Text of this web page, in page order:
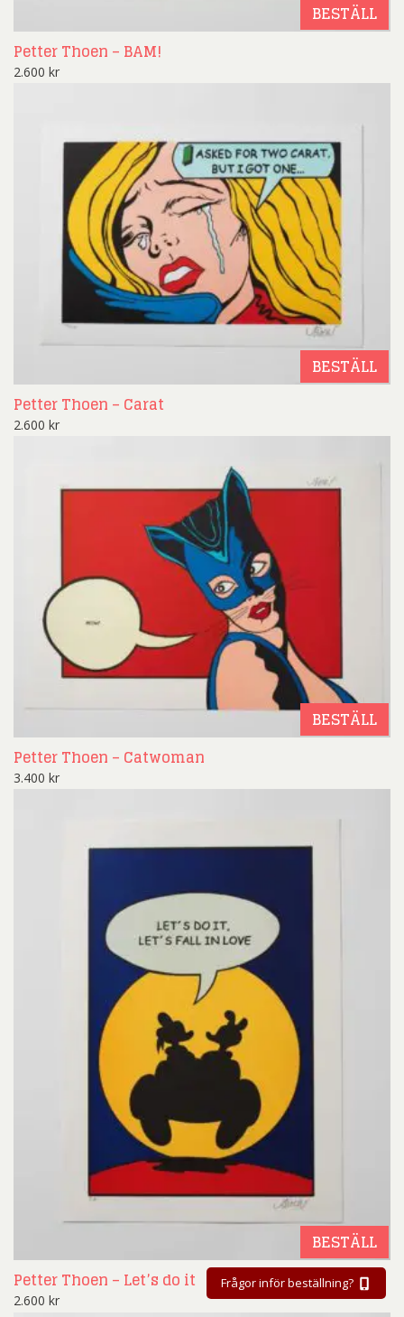
BESTÄLL
Petter Thoen – BAM!
2.600 kr
BESTÄLL
Petter Thoen – Carat
2.600 kr
BESTÄLL
Petter Thoen – Catwoman
3.400 kr
BESTÄLL
Petter Thoen – Let’s do it
2.600 kr
Frågor inför beställning?